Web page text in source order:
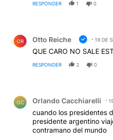
RESPONDER 1 0
OR Otto Reiche 19 DE
QUE CARO NO SALE
RESPONDER 2 0
OC Orlando Cacchiarelli
cuando los presidentes
presidente argentino
contramano del mundo